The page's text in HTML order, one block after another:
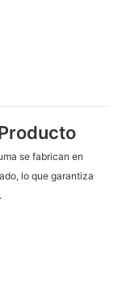
se fabrican en
lo que garantiza